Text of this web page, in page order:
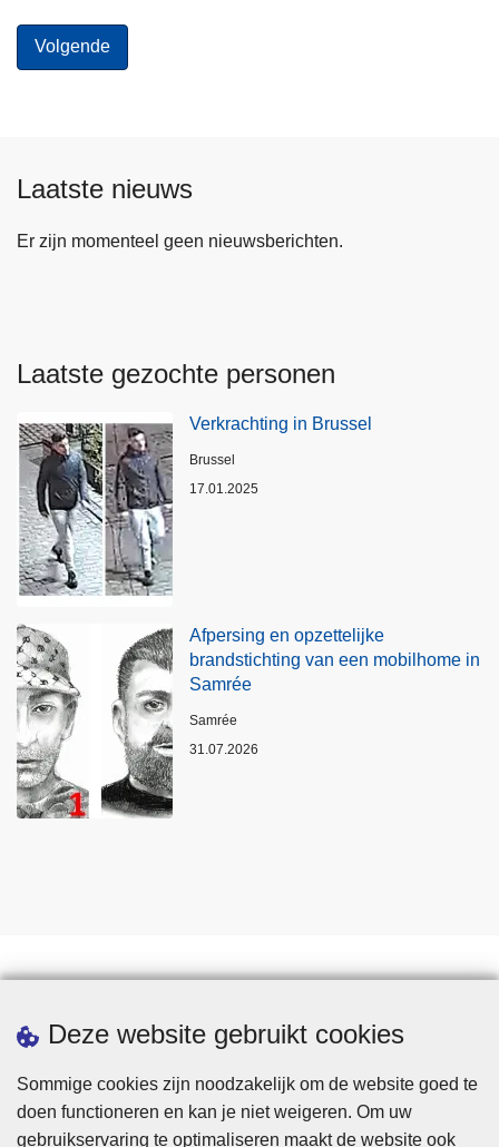
Deze website gebruikt cookies
Sommige cookies zijn noodzakelijk om de website goed te
doen functioneren en kan je niet weigeren. Om uw
gebruikservaring te optimaliseren maakt de website ook
Laatste nieuws
Er zijn momenteel geen nieuwsberichten.
Laatste gezochte personen
Verkrachting in Brussel
Plaats
Brussel
17.01.2025
Afpersing en opzettelijke
brandstichting van een mobilhome in
Samrée
Plaats
Samrée
31.07.2026